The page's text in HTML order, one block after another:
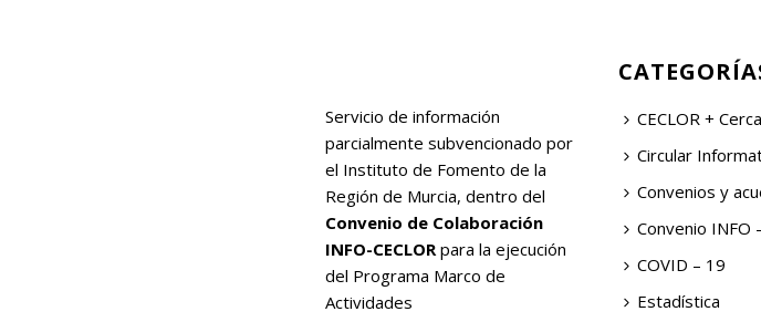
Servicio de información
parcialmente subvencionado por
el Instituto de Fomento de la
Región de Murcia, dentro del
Convenio de Colaboración
INFO-CECLOR para la ejecución
del Programa Marco de
Actividades
CECLOR + Cerca
Circular
Convenios y
Convenio INFO
COVID – 19
Estadística